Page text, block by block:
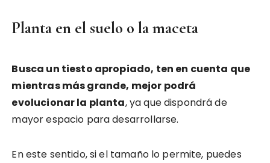
Planta en el suelo o la maceta
Busca un tiesto apropiado, ten en cuenta que
mientras más grande, mejor podrá
evolucionar la planta, ya que dispondrá de
mayor espacio para desarrollarse.
En este sentido, si el tamaño lo permite, puedes